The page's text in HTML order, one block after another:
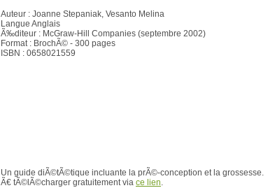
Auteur : Joanne Stepaniak, Vesanto Melina
Langue Anglais
Ã‰diteur : McGraw-Hill Companies (septembre 2002)
Format : BrochÃ© - 300 pages
ISBN : 0658021559
Un guide diÃ©tÃ©tique incluante la prÃ©-conception et la grossesse.
Ã€ tÃ©lÃ©charger gratuitement via ce lien.